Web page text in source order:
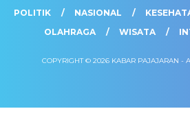
POLITIK
NASIONAL
OLAHRAGA
WISATA
COPYRIGHT © 2026 KABAR PAJAJARAN -